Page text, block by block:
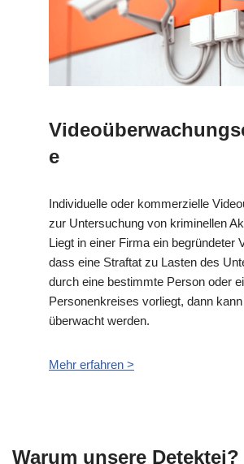
e
Individuelle oder kommerzielle
zur Untersuchung von kriminellen
Liegt in einer Firma ein begründeter
dass eine Straftat zu Lasten des
durch eine bestimmte Person oder
Personenkreises vorliegt, dann
überwacht werden.
Mehr erfahren >
Warum unsere Detektei?